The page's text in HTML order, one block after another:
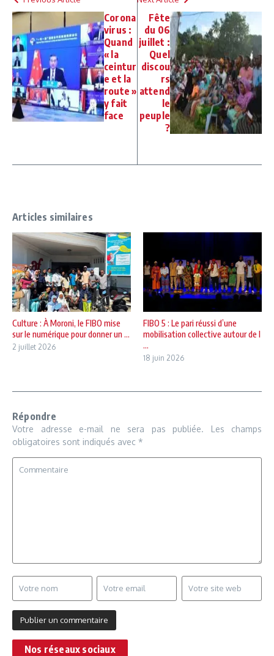
Corona
virus :
Quand
« la
ceintur
e et la
route »
y fait
face
Fête
du 06
juillet :
Quel
discou
rs
attend
le
peuple
?
Articles similaires
Culture : À Moroni, le FIBO mise
sur le numérique pour donner un ...
2 juillet 2026
FIBO 5 : Le pari réussi d’une
mobilisation collective autour de l
...
18 juin 2026
Répondre
Votre adresse e-mail ne sera pas publiée.
Les champs
obligatoires sont indiqués avec *
Nos réseaux sociaux